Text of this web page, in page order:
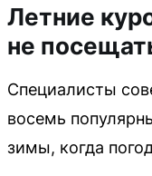
Летние
не
Специалисты
восемь
зимы, когда